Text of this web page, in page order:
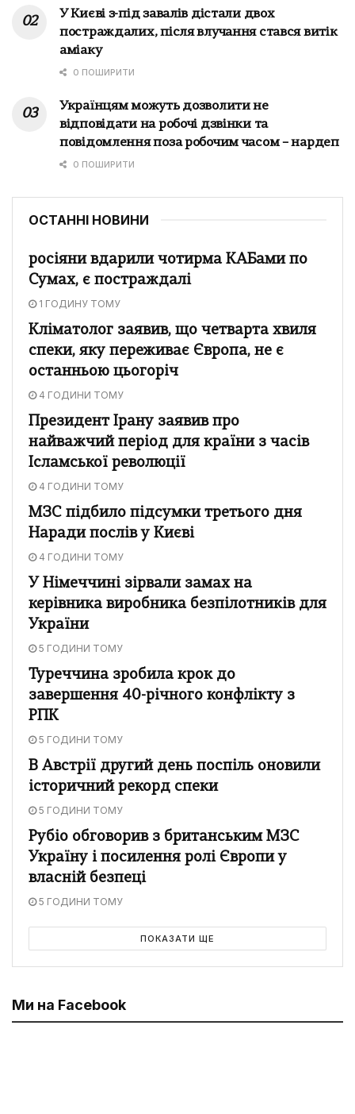
У Києві з-під завалів дістали двох
постраждалих, після влучання стався витік
аміаку
0 ПОШИРИТИ
Українцям можуть дозволити не
відповідати на робочі дзвінки та
повідомлення поза робочим часом – нардеп
0 ПОШИРИТИ
ОСТАННІ НОВИНИ
росіяни вдарили чотирма КАБами по
Сумах, є постраждалі
1 ГОДИНУ ТОМУ
Кліматолог заявив, що четварта хвиля
спеки, яку переживає Європа, не є
останньою цьогоріч
4 ГОДИНИ ТОМУ
Президент Ірану заявив про
найважчий період для країни з часів
Ісламської революції
4 ГОДИНИ ТОМУ
МЗС підбило підсумки третього дня
Наради послів у Києві
4 ГОДИНИ ТОМУ
У Німеччині зірвали замах на
керівника виробника безпілотників для
України
5 ГОДИНИ ТОМУ
Туреччина зробила крок до
завершення 40-річного конфлікту з
РПК
5 ГОДИНИ ТОМУ
В Австрії другий день поспіль оновили
історичний рекорд спеки
5 ГОДИНИ ТОМУ
Рубіо обговорив з британським МЗС
Україну і посилення ролі Європи у
власній безпеці
5 ГОДИНИ ТОМУ
ПОКАЗАТИ ЩЕ
Ми на Facebook